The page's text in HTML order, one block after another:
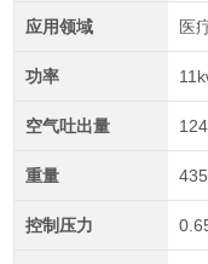
应用领域 医
功率
空气吐出量
重量
控制压力